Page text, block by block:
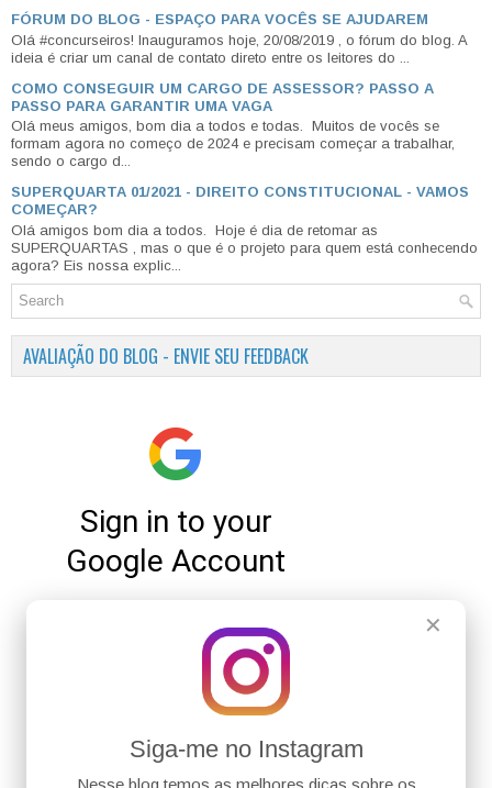
✕
Siga-me no Instagram
Nesse blog temos as melhores dicas sobre os
FÓRUM DO BLOG - ESPAÇO PARA VOCÊS SE AJUDAREM
Olá #concurseiros! Inauguramos hoje, 20/08/2019 , o fórum do blog. A
ideia é criar um canal de contato direto entre os leitores do ...
COMO CONSEGUIR UM CARGO DE ASSESSOR? PASSO A
PASSO PARA GARANTIR UMA VAGA
Olá meus amigos, bom dia a todos e todas. Muitos de vocês se
formam agora no começo de 2024 e precisam começar a trabalhar,
sendo o cargo d...
SUPERQUARTA 01/2021 - DIREITO CONSTITUCIONAL - VAMOS
COMEÇAR?
Olá amigos bom dia a todos. Hoje é dia de retomar as
SUPERQUARTAS , mas o que é o projeto para quem está conhecendo
agora? Eis nossa explic...
AVALIAÇÃO DO BLOG - ENVIE SEU FEEDBACK